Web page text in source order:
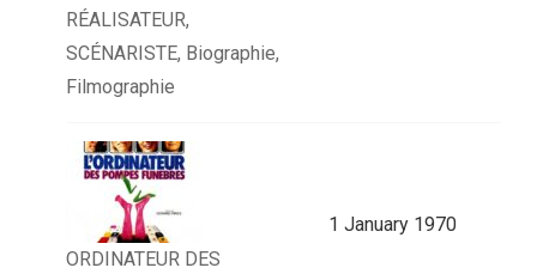
RÉALISATEUR,
SCÉNARISTE, Biographie,
Filmographie
ORDINATEUR DES
1 January 1970